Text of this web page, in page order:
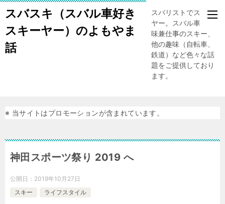
スバスキ（スバル車好き
スキーヤー）のよもやま
話
スバリストでスキー
ヤー。スバル車、趣
味兼仕事のスキー、
他の趣味（自転車、
鉄道）など色々な話
題をご提供しており
ます。
※ 当サイトはプロモーションが含まれています。
神田スポーツ祭り 2019 へ
公開日： 2019年10月27日
スキー
ライフスタイル